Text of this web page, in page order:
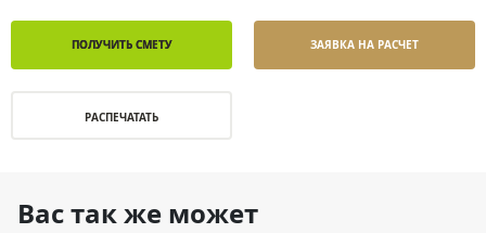
ПОЛУЧИТЬ СМЕТУ ЗАЯВКА НА РАСЧЕТ
РАСПЕЧАТАТЬ
Вас так же может